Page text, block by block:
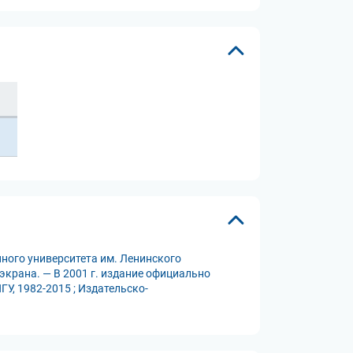
университета им. Ленинского
— В 2001 г. издание официально
1982-2015 ; Издательско-